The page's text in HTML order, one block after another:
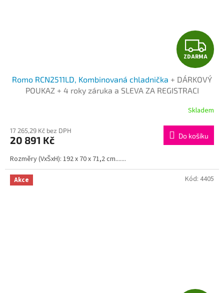
Z
D
A
R
M
A
ZDARMA
Romo RCN2511LD, Kombinovaná chladnička + DÁRKOVÝ
POUKAZ + 4 roky záruka a SLEVA ZA REGISTRACI
Skladem
17 265,29 Kč bez DPH
20 891 Kč Do košíku
Rozměry (VxŠxH): 192 x 70 x 71,2 cm.......
Akce Kód: 4405